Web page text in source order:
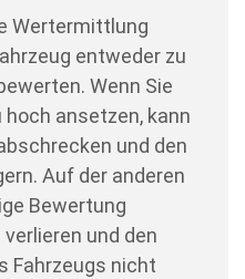
Wertermittlung
entweder zu
Wenn Sie
ansetzen, kann
und den
Auf der anderen
Bewertung
und den
Fahrzeugs nicht